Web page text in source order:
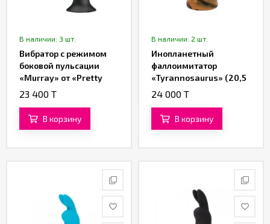
В наличии: 3 шт.
Вибратор с режимом
боковой пульсации
«Murray» от «Pretty
love» (чёрный)
23 400 T
В корзину
В наличии: 2 шт.
Инопланетный
фаллоимитатор
«Tyrannosaurus» (20,5
см)
24 000 T
В корзину